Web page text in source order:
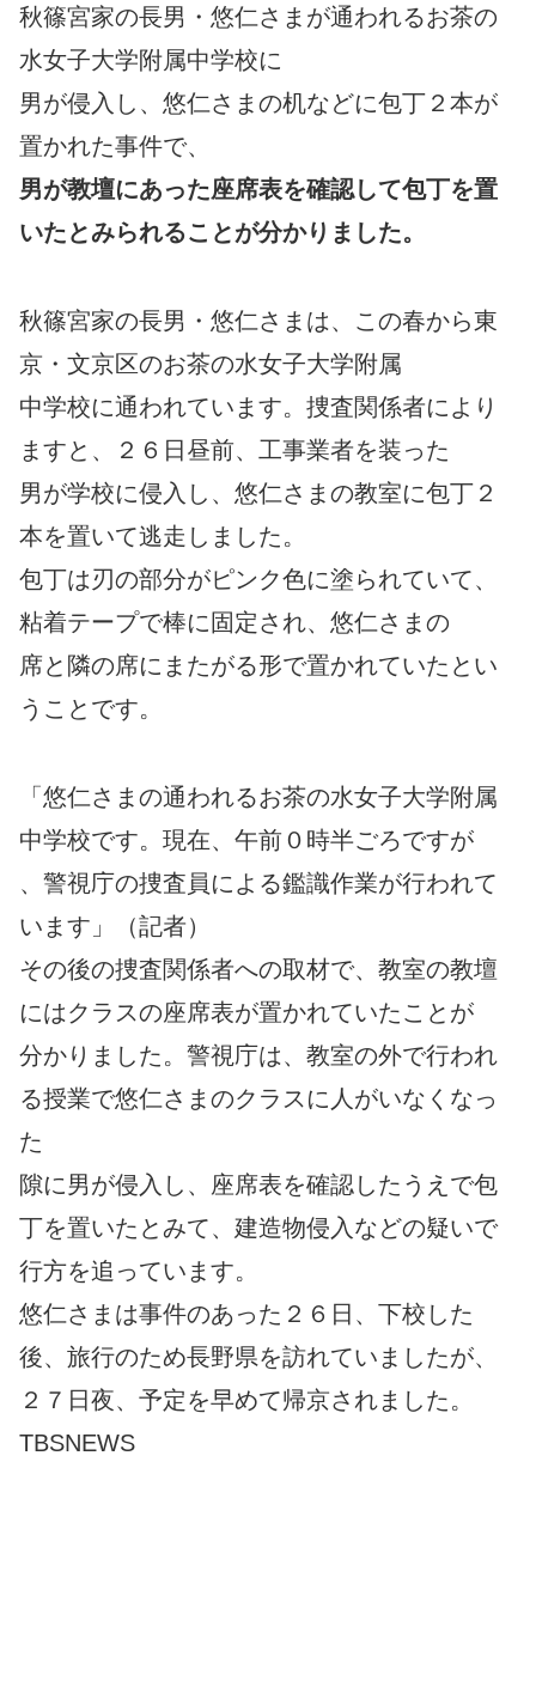
秋篠宮家の長男・悠仁さまが通われるお茶の
水女子大学附属中学校に
男が侵入し、悠仁さまの机などに包丁２本が
置かれた事件で、
男が教壇にあった座席表を確認して包丁を置
いたとみられることが分かりました。
秋篠宮家の長男・悠仁さまは、この春から東
京・文京区のお茶の水女子大学附属
中学校に通われています。捜査関係者により
ますと、２６日昼前、工事業者を装った
男が学校に侵入し、悠仁さまの教室に包丁２
本を置いて逃走しました。
包丁は刃の部分がピンク色に塗られていて、
粘着テープで棒に固定され、悠仁さまの
席と隣の席にまたがる形で置かれていたとい
うことです。
「悠仁さまの通われるお茶の水女子大学附属
中学校です。現在、午前０時半ごろですが
、警視庁の捜査員による鑑識作業が行われて
います」（記者）
その後の捜査関係者への取材で、教室の教壇
にはクラスの座席表が置かれていたことが
分かりました。警視庁は、教室の外で行われ
る授業で悠仁さまのクラスに人がいなくなっ
た
隙に男が侵入し、座席表を確認したうえで包
丁を置いたとみて、建造物侵入などの疑いで
行方を追っています。
悠仁さまは事件のあった２６日、下校した
後、旅行のため長野県を訪れていましたが、
２７日夜、予定を早めて帰京されました。
TBSNEWS